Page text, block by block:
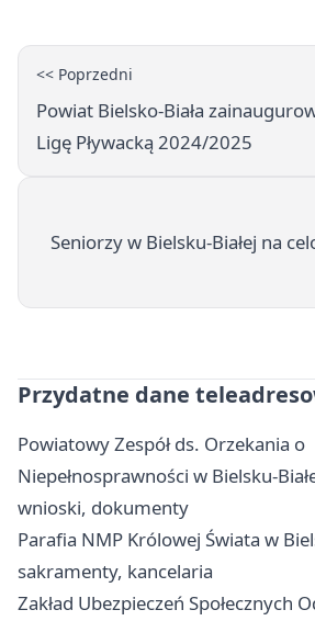
<< Poprzedni
Powiat Bielsko-Biała
Ligę Pływacką 2024/2025
Seniorzy w Bielsku-Białej na
Przydatne dane
Powiatowy Zespół ds. Orzekania o
Niepełnosprawności w Bielsku-
wnioski, dokumenty
Parafia NMP Królowej Świata w
sakramenty, kancelaria
Zakład Ubezpieczeń Społecznych